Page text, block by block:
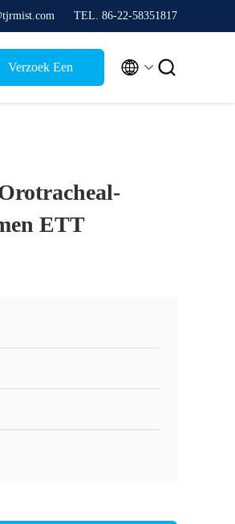
TEL. 86-22-58351817
Verzoek Een  
ETT